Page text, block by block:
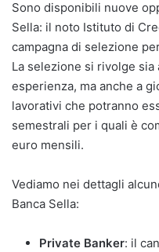
Sono disponibili nuove
Sella: il noto Istituto di
campagna di selezione
La selezione si rivolge
esperienza, ma anche a
lavorativi che potranno
semestrali per i quali è
euro mensili.
Vediamo nei dettagli
Banca Sella:
Private Banker: il